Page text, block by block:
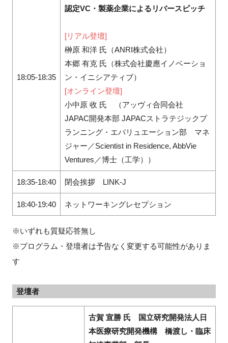
18:05-18:35
認定VC・製薬企業によるリバースピッチ
[リアル登壇]
榊原 和洋 氏（ANRI株式会社）
本郷 有克 氏（株式会社慶應イノベーショ
ン・イニシアティブ）
[オンライン登壇]
小中原 收 氏 （アッヴィ合同会社
JAPAC開発本部 JAPACストラテジックプ
ランニング・エバリュエーション部 マネ
ジャー／Scientist in Residence, AbbVie
Ventures／博士（工学））
18:35-18:40 閉会挨拶 LINK-J
18:40-19:40 ネットワーキングレセプション
※いずれも質疑応答無し
※プログラム・登壇者は予告なく変更する可能性がありま
す
登壇者
古賀 宣勝 氏 国立研究開発法人日
本医療研究開発機構 橋渡し・臨床